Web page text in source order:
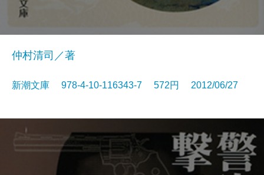
仲村清司／著
新潮文庫 978-4-10-116343-7 572円 2012/06/27